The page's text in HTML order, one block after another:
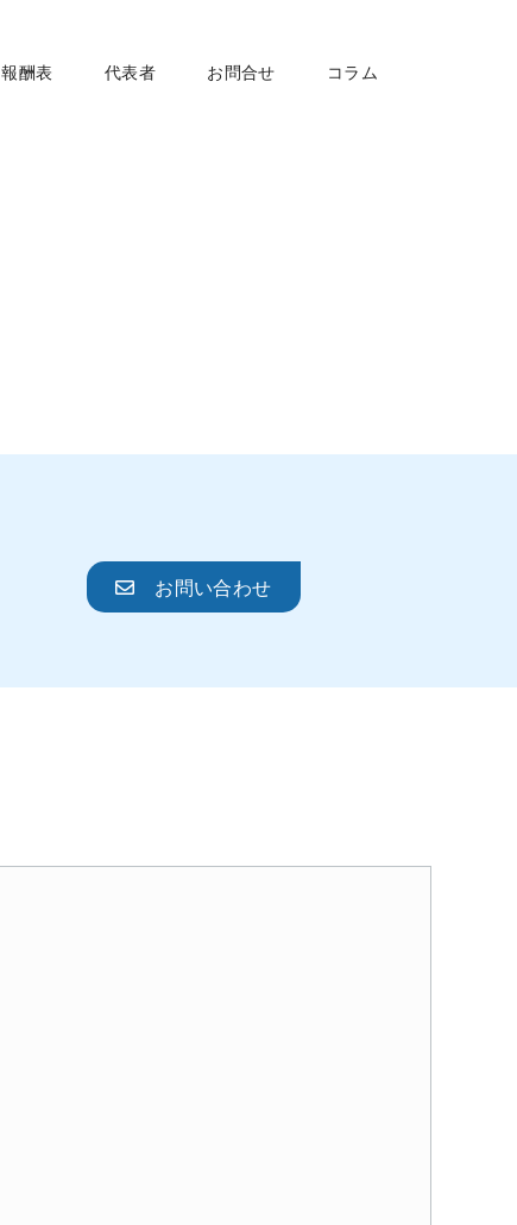
報酬表 代表者 お問合せ コラム
お問い合わせ